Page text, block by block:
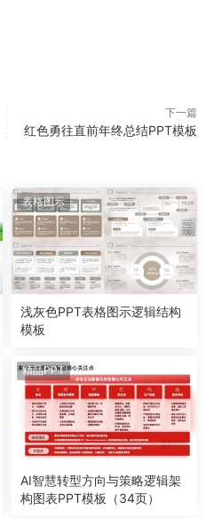
下一篇
红色勇往直前年终总结PPT模板
表格图示
浅灰色PPT表格图示逻辑结构
模板
精品PPT
AI智慧转型方向与策略逻辑架
构图表PPT模板（34页）